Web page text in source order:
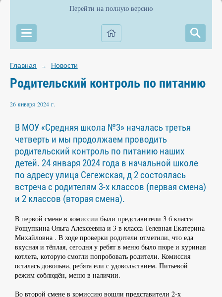
Перейти на полную версию
Главная → Новости
Родительский контроль по питанию
26 января 2024 г.
В МОУ «Средняя школа №3» началась третья
четверть и мы продолжаем проводить
родительский контроль по питанию наших
детей. 24 января 2024 года в начальной школе
по адресу улица Сегежская, д 2 состоялась
встреча с родителям 3-х классов (первая смена)
и 2 классов (вторая смена).
В первой смене в комиссии были представители 3 б класса
Рощупкина Ольга Алексеевна и 3 в класса Телевная Екатерина
Михайловна . В ходе проверки родители отметили, что еда
вкусная и тёплая, сегодня у ребят в меню было пюре и куриная
котлета, которую смогли попробовать родители. Комиссия
осталась довольна, ребята ели с удовольствием. Питьевой
режим соблюдён, меню в наличии.
Во второй смене в комиссию вошли представители 2-х